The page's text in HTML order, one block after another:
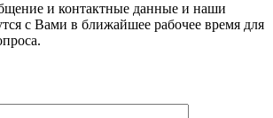
и контактные данные и наши
с Вами в ближайшее рабочее время для